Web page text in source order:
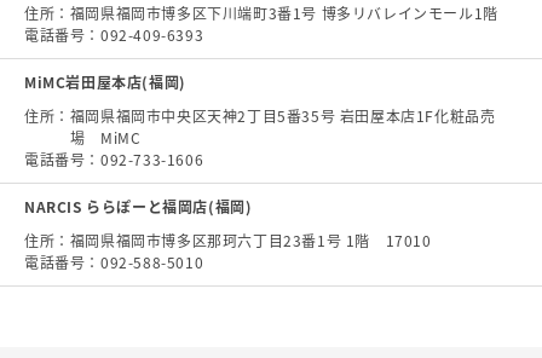
住所： 福岡県福岡市博多区下川端町3番1号 博多リバレインモール1階
電話番号： 092-409-6393
MiMC岩田屋本店(福岡)
住所： 福岡県福岡市中央区天神2丁目5番35号 岩田屋本店1F化粧品売
場 MiMC
電話番号： 092-733-1606
NARCIS ららぽーと福岡店(福岡)
住所： 福岡県福岡市博多区那珂六丁目23番1号 1階 17010
電話番号： 092-588-5010